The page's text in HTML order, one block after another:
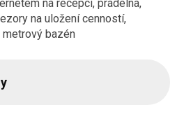
na recepci, prádelna,
na uložení cenností,
bazén